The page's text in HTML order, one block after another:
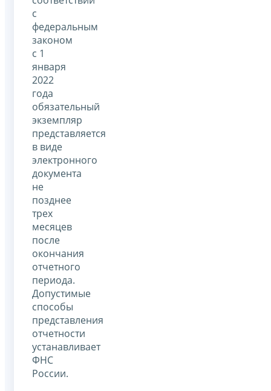
с
федеральным
законом
с 1
января
2022
года
обязательный
экземпляр
представляется
в виде
электронного
документа
не
позднее
трех
месяцев
после
окончания
отчетного
периода.
Допустимые
способы
представления
отчетности
устанавливает
ФНС
России.